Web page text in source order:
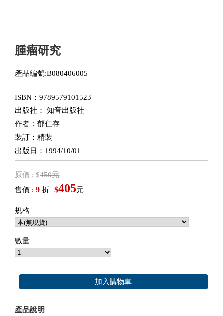
腫瘤研究
產品編號:B080406005
ISBN：9789579101523
出版社： 知音出版社
作者：郁仁存
裝訂：精裝
出版日：1994/10/01
原價 : $450元
售價 :9 折 $405元
規格
數量
加入購物車
產品說明